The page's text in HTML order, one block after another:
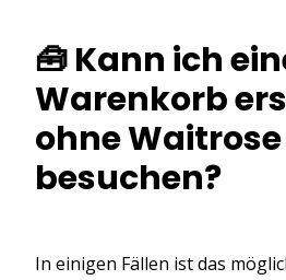
🧰 Kann ich
Warenkorb
ohne Waitrose
besuchen?
In einigen Fällen ist das